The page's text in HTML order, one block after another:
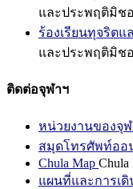
และประพฤติมิช
ร้องเรียนทุจริต
และประพฤติมิช
ติดต่อจุฬาฯ
หน่วยงานของจุฬ
สมุดโทรศัพท์ออ
Chula Map Chula
แผนที่และการเดิ